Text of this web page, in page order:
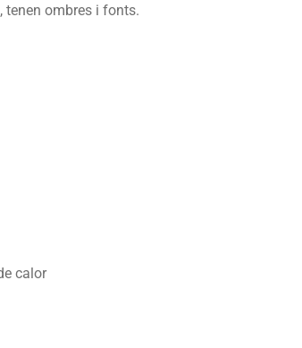
tenen ombres i fonts.
calor